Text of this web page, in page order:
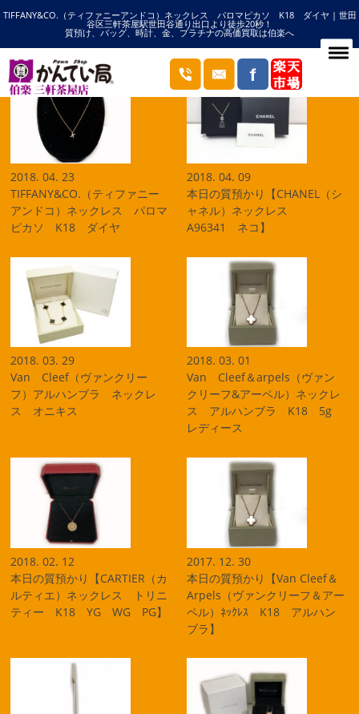
TIFFANY&CO.（ティファニーアンドコ）ネックレス パロマピカソ K18 ダイヤ | 世田
谷区三軒茶屋駅世田谷通り出口より徒歩20秒！
質預け、バッグ、時計、金、プラチナの高価買取は伯楽へ
HOME ネックレスの記事一覧
ブログ
2018. 04. 23
TIFFANY&CO.（ティファニー
アンドコ）ネックレス パロマ
ピカソ K18 ダイヤ
2018. 04. 09
本日の質預かり【CHANEL（シ
ャネル）ネックレス
A96341 ネコ】
2018. 03. 29
Van Cleef（ヴァンクリー
フ）アルハンブラ ネックレ
ス オニキス
2018. 03. 01
Van Cleef＆arpels（ヴァン
クリーフ&アーペル）ネックレ
ス アルハンブラ K18 5g
レディース
2018. 02. 12
本日の質預かり【CARTIER（カ
ルティエ）ネックレス トリニ
ティー K18 YG WG PG】
2017. 12. 30
本日の質預かり【Van Cleef＆
Arpels（ヴァンクリーフ＆アー
ペル）ﾈｯｸﾚｽ K18 アルハン
ブラ】